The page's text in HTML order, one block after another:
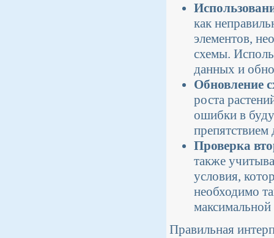
как
элементов,
схемы.
данных и
Обновление
роста
ошибки в
препятствием
Проверка
также
условия,
необходимо
максимальной
Правильная